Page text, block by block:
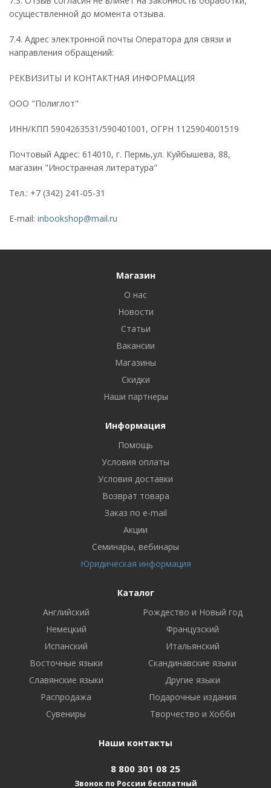
осуществленной до момента отзыва.
7.4. Адрес электронной почты Оператора для связи и
направления обращений:
РЕКВИЗИТЫ И КОНТАКТНАЯ ИНФОРМАЦИЯ
ООО "Полиглот"
ИНН/КПП 5904263531/590401001, ОГРН 1125904001519
Почтовый Адрес: 614010, г. Пермь,ул. Куйбышева, 88,
магазин "Иностранная литература"
Тел.: +7 (342) 241-05-31
E-mail: inbookshop@mail.ru
Магазин
О нас
Новости
Статьи
Вакансии
Магазины
Скидки
Наши партнеры
Информация
Помощь
Условия оплаты
Условия доставки
Возврат товара
Заказ по e-mail
Акции
Семинары, вебинары
Юридическая информация
Каталог
Английский
Рождество и Новый год
Немецкий
Французский
Испанский
Итальянский
Восточные языки
Скандинавские языки
Славянские языки
Другие языки
Распродажа
Подарочные издания
Сувениры
Творчество и Хобби
Наши контакты
8 800 301 08 25
Звонок по России бесплатный